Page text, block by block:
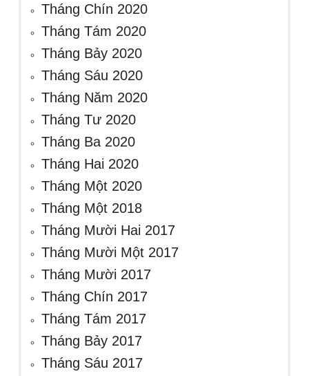
Tháng Chín 2020
Tháng Tám 2020
Tháng Bảy 2020
Tháng Sáu 2020
Tháng Năm 2020
Tháng Tư 2020
Tháng Ba 2020
Tháng Hai 2020
Tháng Một 2020
Tháng Một 2018
Tháng Mười Hai 2017
Tháng Mười Một 2017
Tháng Mười 2017
Tháng Chín 2017
Tháng Tám 2017
Tháng Bảy 2017
Tháng Sáu 2017